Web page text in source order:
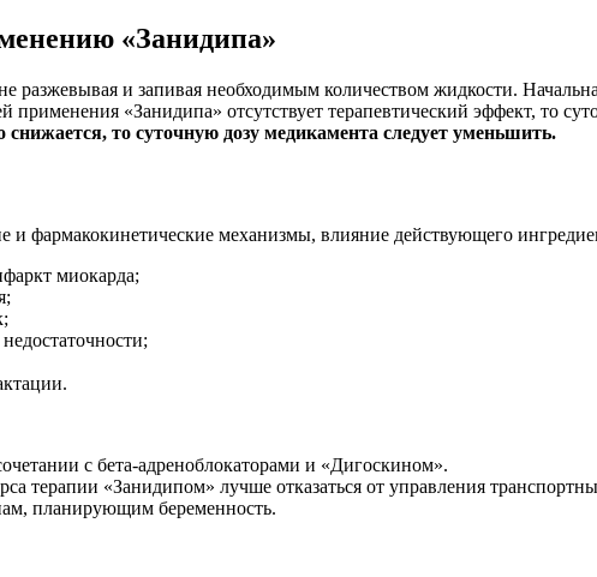
«Занидипа»
разжевывая и запивая необходимым количеством жидкости.
применения «Занидипа» отсутствует терапевтический эффект, то
снижается, то суточную дозу медикамента следует уменьшить.
и фармакокинетические механизмы, влияние действующего
миокарда;
с бета-адреноблокаторами и «Дигоскином».
терапии «Занидипом» лучше отказаться от управления
планирующим беременность.